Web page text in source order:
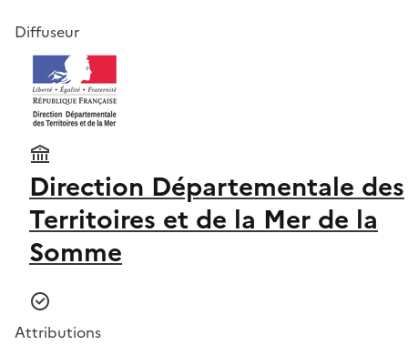
Diffuseur
Direction Départementale des
Territoires et de la Mer de la
Somme
Attributions